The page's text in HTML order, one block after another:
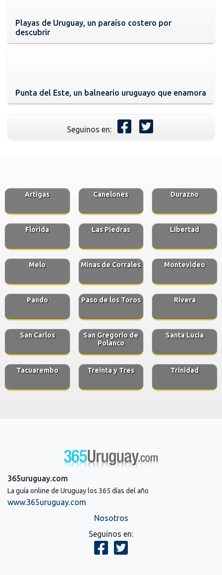
Playas de Uruguay, un paraíso costero por
descubrir
Punta del Este, un balneario uruguayo que enamora
Seguinos en:
Artigas Canelones Durazno
Florida Las Piedras Libertad
Melo Minas de Corrales Montevideo
Pando Paso de los Toros Rivera
San Carlos
San Gregorio de
Polanco
Santa Lucia
Tacuarembo Treinta y Tres Trinidad
365uruguay.com
La guía online de Uruguay los 365 días del año
www.365uruguay.com
Nosotros
Seguinos en: